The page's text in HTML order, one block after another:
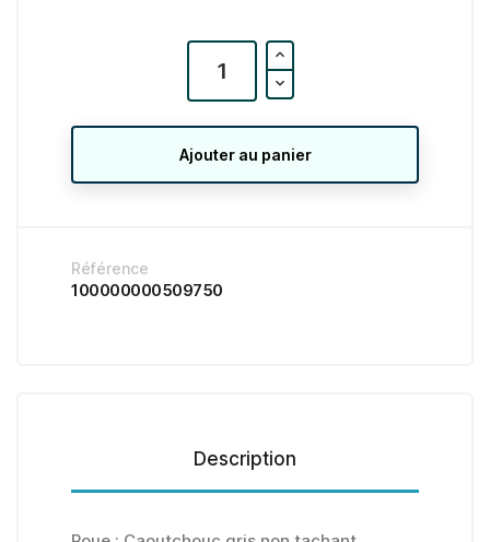
Ajouter au panier
Référence
100000000509750
Description